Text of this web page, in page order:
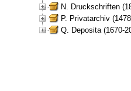
N. Druckschriften
P. Privatarchiv
Q. Deposita (1670-